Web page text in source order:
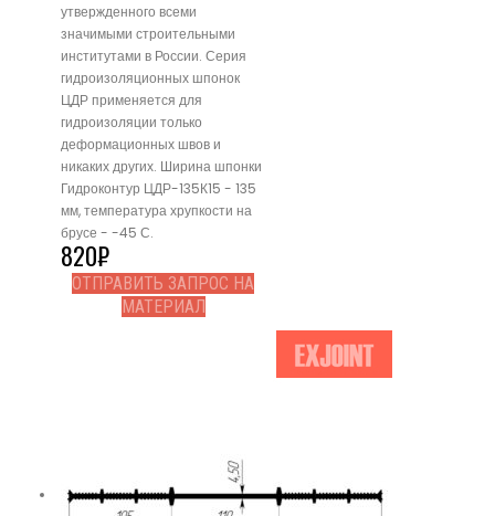
утвержденного всеми
значимыми строительными
институтами в России. Серия
гидроизоляционных шпонок
ЦДР применяется для
гидроизоляции только
деформационных швов и
никаких других. Ширина шпонки
Гидроконтур ЦДР-135К15 - 135
мм, температура хрупкости на
брусе - -45 С.
820₽
ОТПРАВИТЬ ЗАПРОС НА
МАТЕРИАЛ